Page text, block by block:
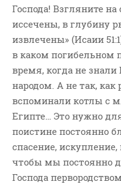
ВОПРОСЫ ПАСТОРУ
КОНТАКТ
РУБРИКИ
Аудио
Заметки
Изображения
Информация
История-Свидетельство
Господа! Взгляните
иссечены, в глубину
извлечены» (Исаии
в каком погибельном
время, когда не
народом. А не так,
вспоминали котлы с
Египте… Это нужно
поистине постоянно
спасение,
чтобы мы постоянно
Господа